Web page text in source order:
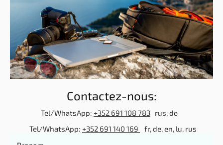
Contactez-nous:
Tel/WhatsApp: +352 691 108 783 rus, de
Tel/WhatsApp: +352 691 140 169 fr, de, en, lu, rus